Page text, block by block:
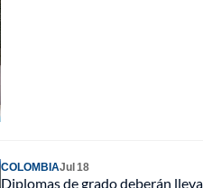
COLOMBIAJul 18
Diplomas de grado deberán